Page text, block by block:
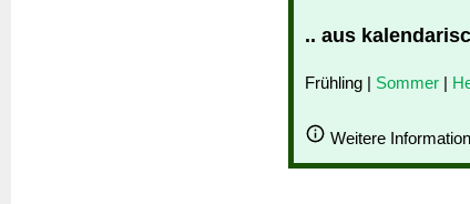
.. aus
Frühling | Sommer |
Weitere